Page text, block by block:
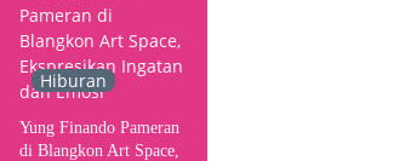
Hiburan
Yung Finando Pameran
di Blangkon Art Space,